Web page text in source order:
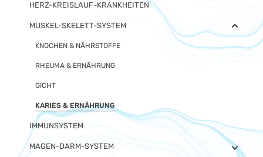
HERZ-KREISLAUF-KRANKHEITEN
MUSKEL-SKELETT-SYSTEM
KNOCHEN & NÄHRSTOFFE
RHEUMA & ERNÄHRUNG
GICHT
KARIES & ERNÄHRUNG
IMMUNSYSTEM
MAGEN-DARM-SYSTEM